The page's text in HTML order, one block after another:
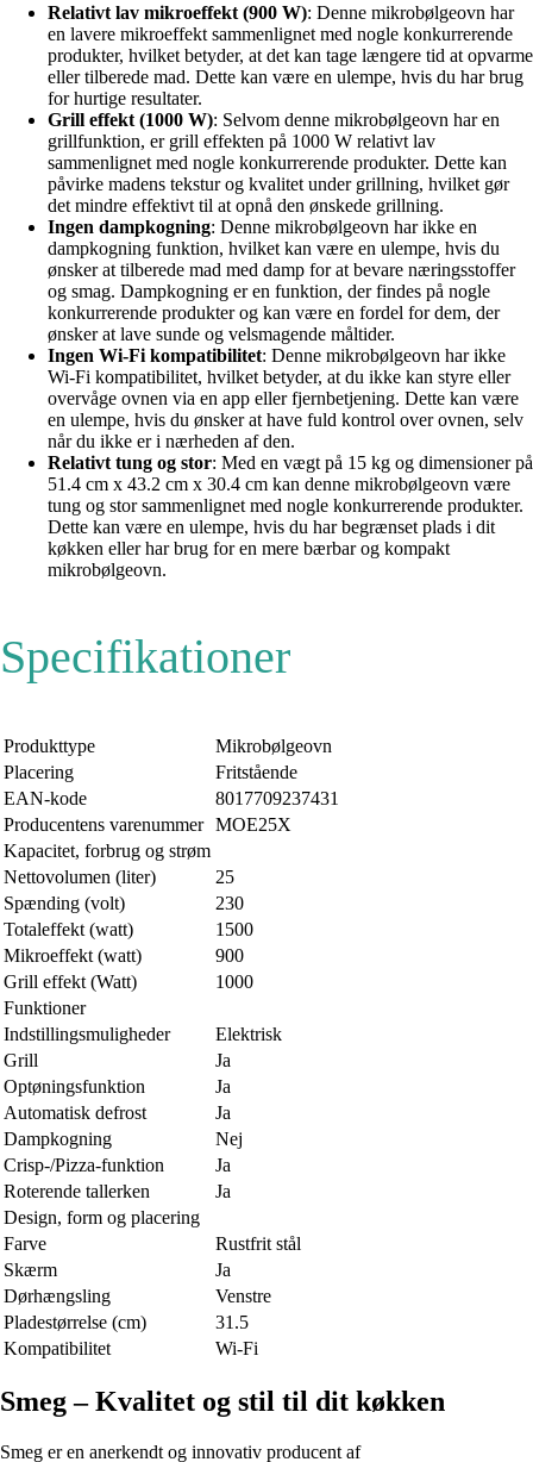
Relativt lav mikroeffekt (900 W): Denne mikrobølgeovn har
en lavere mikroeffekt sammenlignet med nogle konkurrerende
produkter, hvilket betyder, at det kan tage længere tid at opvarme
eller tilberede mad. Dette kan være en ulempe, hvis du har brug
for hurtige resultater.
Grill effekt (1000 W): Selvom denne mikrobølgeovn har en
grillfunktion, er grill effekten på 1000 W relativt lav
sammenlignet med nogle konkurrerende produkter. Dette kan
påvirke madens tekstur og kvalitet under grillning, hvilket gør
det mindre effektivt til at opnå den ønskede grillning.
Ingen dampkogning: Denne mikrobølgeovn har ikke en
dampkogning funktion, hvilket kan være en ulempe, hvis du
ønsker at tilberede mad med damp for at bevare næringsstoffer
og smag. Dampkogning er en funktion, der findes på nogle
konkurrerende produkter og kan være en fordel for dem, der
ønsker at lave sunde og velsmagende måltider.
Ingen Wi-Fi kompatibilitet: Denne mikrobølgeovn har ikke
Wi-Fi kompatibilitet, hvilket betyder, at du ikke kan styre eller
overvåge ovnen via en app eller fjernbetjening. Dette kan være
en ulempe, hvis du ønsker at have fuld kontrol over ovnen, selv
når du ikke er i nærheden af den.
Relativt tung og stor: Med en vægt på 15 kg og dimensioner på
51.4 cm x 43.2 cm x 30.4 cm kan denne mikrobølgeovn være
tung og stor sammenlignet med nogle konkurrerende produkter.
Dette kan være en ulempe, hvis du har begrænset plads i dit
køkken eller har brug for en mere bærbar og kompakt
mikrobølgeovn.
Specifikationer
Produkttype
Mikrobølgeovn
Placering
Fritstående
EAN-kode
8017709237431
Producentens varenummer MOE25X
Kapacitet, forbrug og strøm
Nettovolumen (liter)
25
Spænding (volt)
230
Totaleffekt (watt)
1500
Mikroeffekt (watt)
900
Grill effekt (Watt)
1000
Funktioner
Indstillingsmuligheder
Elektrisk
Grill
Ja
Optøningsfunktion
Ja
Automatisk defrost
Ja
Dampkogning
Nej
Crisp-/Pizza-funktion
Ja
Roterende tallerken
Ja
Design, form og placering
Farve
Rustfrit stål
Skærm
Ja
Dørhængsling
Venstre
Pladestørrelse (cm)
31.5
Kompatibilitet
Wi-Fi
Smeg – Kvalitet og stil til dit køkken
Smeg er en anerkendt og innovativ producent af